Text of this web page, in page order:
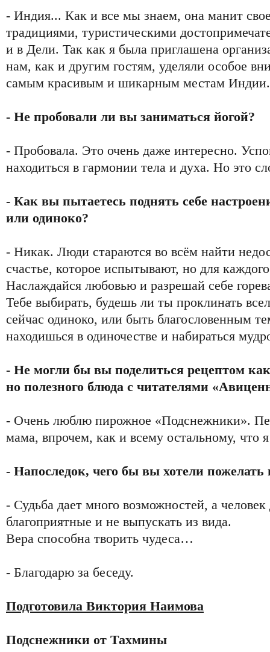
- Индия... Как и все мы знаем, она манит
традициями, туристическими
и в Дели. Так как я была приглашена
нам, как и другим гостям, уделяли особое
самым красивым и шикарным местам Индии.
- Не пробовали ли вы заниматься йогой?
- Пробовала. Это очень даже интересно.
находиться в гармонии тела и духа. Но это
- Как вы пытаетесь поднять себе
или одиноко?
- Никак. Люди стараются во всём найти
счастье, которое испытывают, но для
Наслаждайся любовью и разрешай себе
Тебе выбирать, будешь ли ты проклинать
сейчас одиноко, или быть благословенным
находишься в одиночестве и набираться
- Не могли бы вы поделиться рецептом
но полезного блюда с читателями
- Очень люблю пирожное «Подснежники».
мама, впрочем, как и всему остальному, что
- Напоследок, чего бы вы хотели
- Судьба дает много возможностей, а
благоприятные и не выпускать из вида.
Вера способна творить чудеса…
- Благодарю за беседу.
Подготовила Виктория Наимова
Подснежники от Тахмины